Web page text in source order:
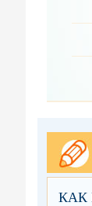
КАК